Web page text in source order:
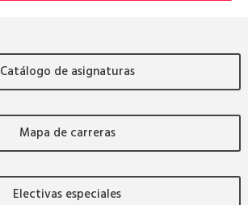
Catálogo de asignaturas
Mapa de carreras
Electivas especiales